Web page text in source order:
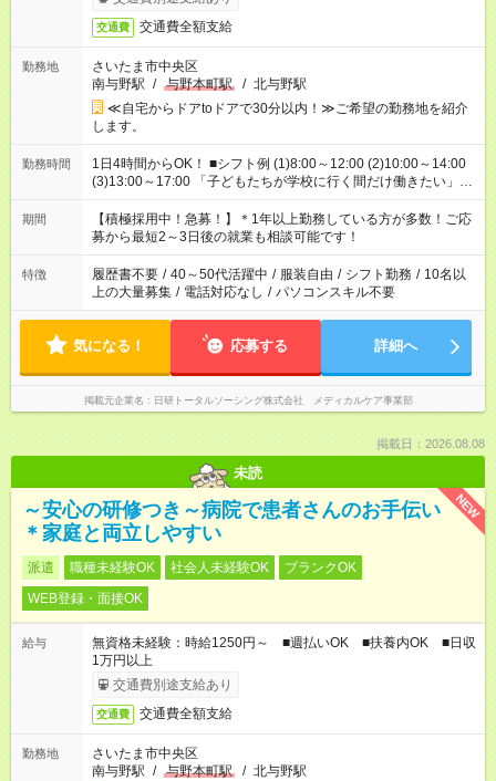
交通費 交通費全額支給
勤務地
さいたま市中央区
南与野駅 / 与野本町駅 / 北与野駅
≪自宅からドアtoドアで30分以内！≫ご希望の勤務地を紹介
します。
勤務時間
1日4時間からOK！ ■シフト例 (1)8:00～12:00 (2)10:00～14:00
(3)13:00～17:00 「子どもたちが学校に行く間だけ働きたい」
「余裕を持って夕飯の準備がしたい」 「午前中は働いて、午後
はプライベートの時間にしたい」 など、ご希望を教えてくださ
いね。 ※Wワーク希望の方へ 今ご覧のお仕事で希望する勤務時
間と、もう1つのお仕事の勤務時間。 合計で週40時間を超える
場合は応募できません。
期間
【積極採用中！急募！】＊1年以上勤務している方が多数！ご応
募から最短2～3日後の就業も相談可能です！
特徴 履歴書不要 / 40～50代活躍中 / 服装自由 / シフト勤務 / 10名以
上の大量募集 / 電話対応なし / パソコンスキル不要
気になる！ 応募する 詳細へ
掲載元企業名 日研トータルソーシング株式会社 メディカルケア事業部
掲載日：2026.08.08
未読
NEW
～安心の研修つき～病院で患者さんのお手伝い
＊家庭と両立しやすい
派遣 職種未経験OK 社会人未経験OK
ブランクOK
WEB登録・面接OK
給与
無資格未経験：時給1250円～ ■週払いOK ■扶養内OK ■日収
1万円以上
交通費別途支給あり
交通費 交通費全額支給
勤務地
さいたま市中央区
南与野駅 / 与野本町駅 / 北与野駅